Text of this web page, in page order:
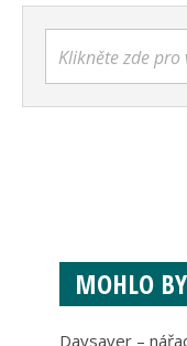
Klikněte zde
MOHLO
Daysaver –